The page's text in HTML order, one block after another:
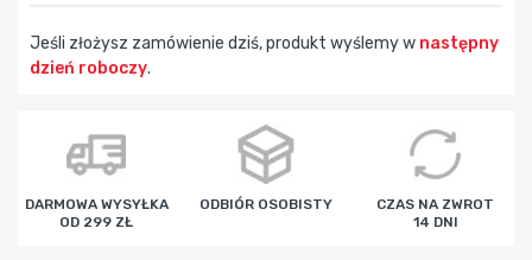
Jeśli złożysz zamówienie dziś, produkt wyślemy w następny
dzień roboczy.
godz min
DARMOWA WYSYŁKA
OD 299 ZŁ
ODBIÓR OSOBISTY
CZAS NA ZWROT
14 DNI